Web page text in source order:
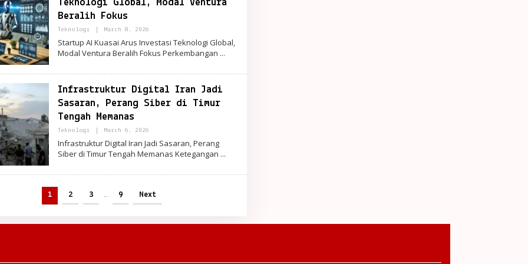
Teknologi Global, Modal Ventura
Beralih Fokus
Teknologi March 8, 2026By
Startup AI Kuasai Arus Investasi Teknologi Global,
Modal Ventura Beralih Fokus Perkembangan
Infrastruktur Digital Iran Jadi
Sasaran, Perang Siber di Timur
Tengah Memanas
Teknologi March 6, 2026By
Infrastruktur Digital Iran Jadi Sasaran, Perang
Siber di Timur Tengah Memanas Ketegangan
1 2 3 … 9 Next